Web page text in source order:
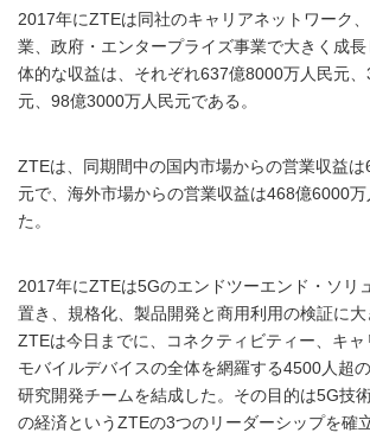
2017年にZTEは同社のキャリアネットワーク
業、政府・エンタープライズ事業で大きく成
体的な収益は、それぞれ637億8000万人民元
元、98億3000万人民元である。
ZTEは、同期間中の国内市場からの営業収益
元で、海外市場からの営業収益は468億6000万
た。
2017年にZTEは5Gのエンドツーエンド・ソリ
置き、規格化、製品開発と商用利用の検証に大
ZTEは今日までに、コネクティビティー、キャ
モバイルデバイスの全体を網羅する4500人超
研究開発チームを結成した。その目的は5G技
の経済というZTEの3つのリーダーシップを確